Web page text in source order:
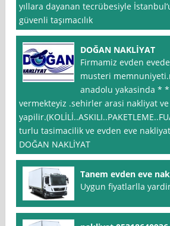
yıllara dayanan tecrübesiyle
güvenli taşımacılık
DOĞAN NAKLİYAT
Firmamiz evden
musteri
anadolu yakasinda *
vermekteyiz .sehirler arasi nakliyat ve
turlu tasimacilik ve evden eve
DOĞAN NAKLİYAT
Tanem evden eve
Uygun fiyatlarlla